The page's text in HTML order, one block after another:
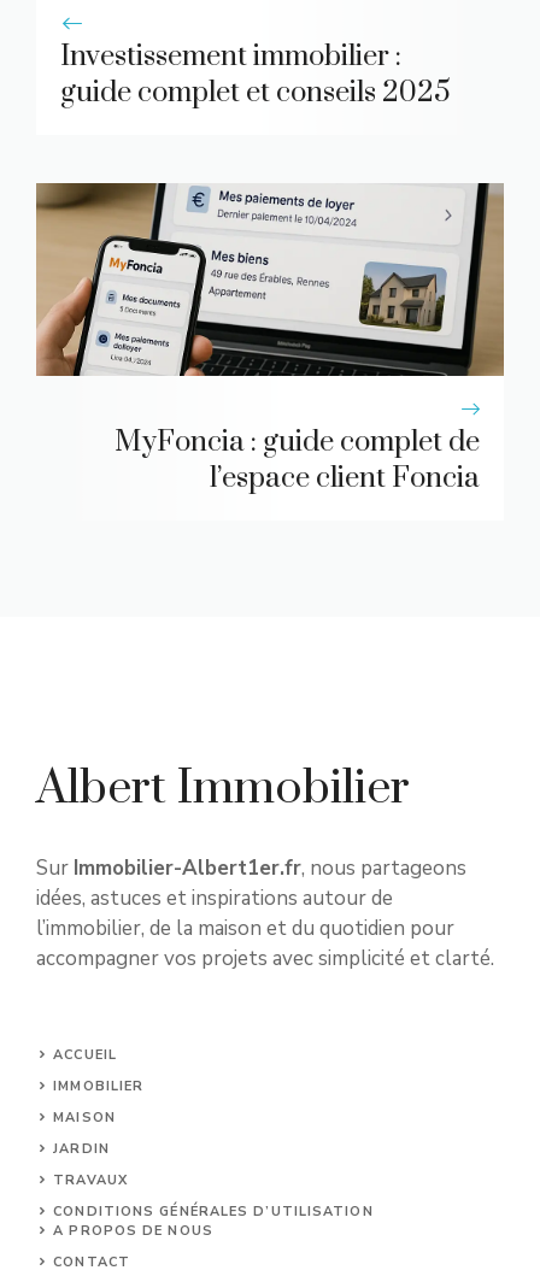
Investissement immobilier :
guide complet et conseils 2025
MyFoncia : guide complet de
l’espace client Foncia
Albert Immobilier
Sur Immobilier-Albert1er.fr, nous partageons
idées, astuces et inspirations autour de
l’immobilier, de la maison et du quotidien pour
accompagner vos projets avec simplicité et clarté.
ACCUEIL
IMMOBILIER
MAISON
JARDIN
TRAVAUX
CONDITIONS GÉNÉRALES D’UTILISATION
A PROPOS DE NOUS
CONTACT